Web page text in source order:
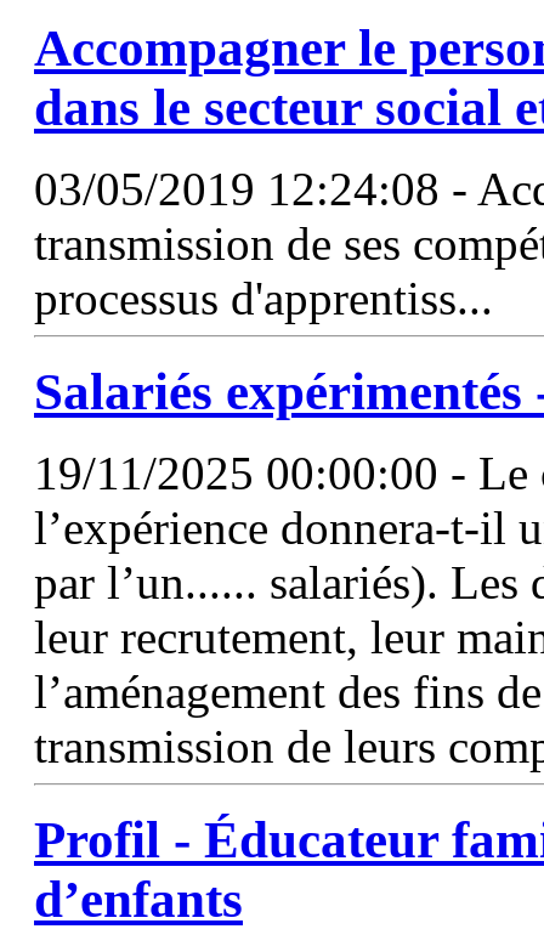
Accompagner le
dans le secteur social
03/05/2019 12:24:08 -
transmission de ses
processus d'apprentiss...
Salariés
19/11/2025 00:00:00 -
l’expérience donnera-t-il
par l’un...... salariés).
leur recrutement, leur
l’aménagement des fins
transmission de leurs
Profil - Éducateur
d’enfants